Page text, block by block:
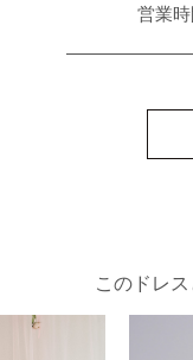
営業
このドレ